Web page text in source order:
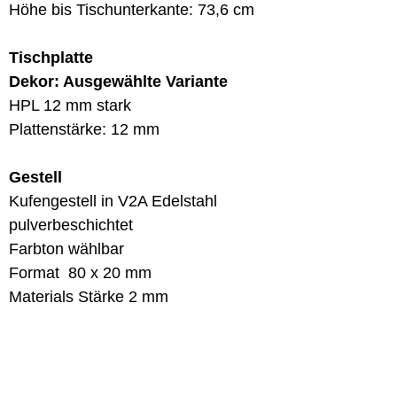
Höhe bis Tischunterkante: 73,6 cm
Tischplatte
Dekor: Ausgewählte Variante
HPL 12 mm stark
Plattenstärke: 12 mm
Gestell
Kufengestell in V2A Edelstahl
pulverbeschichtet
Farbton wählbar
Format 80 x 20 mm
Materials Stärke 2 mm